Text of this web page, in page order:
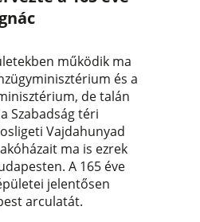
működik ma
és a
de talán
Szabadság téri
Vajdahunyad
ma is ezrek
A 165 éve
jelentősen
arculatát.